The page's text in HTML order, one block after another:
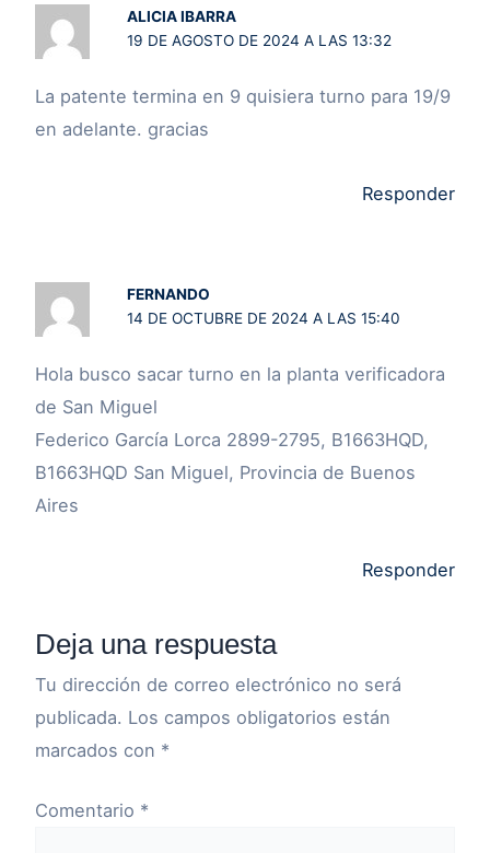
ALICIA IBARRA
19 DE AGOSTO DE 2024 A LAS 13:32
La patente termina en 9 quisiera turno para 19/9
en adelante. gracias
Responder
FERNANDO
14 DE OCTUBRE DE 2024 A LAS 15:40
Hola busco sacar turno en la planta verificadora
de San Miguel
Federico García Lorca 2899-2795, B1663HQD,
B1663HQD San Miguel, Provincia de Buenos
Aires
Responder
Deja una respuesta
Tu dirección de correo electrónico no será
publicada. Los campos obligatorios están
marcados con *
Comentario *